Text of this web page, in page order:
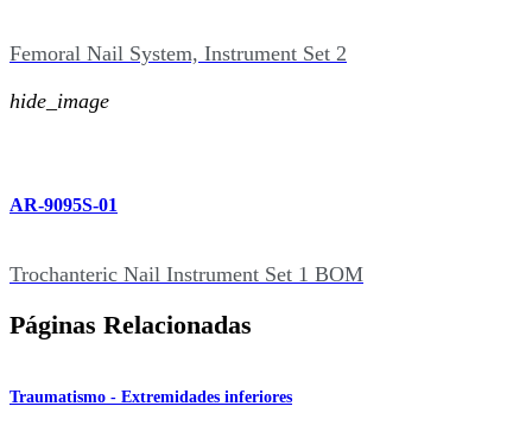
Femoral Nail System, Instrument Set 2
hide_image
AR-9095S-01
Trochanteric Nail Instrument Set 1 BOM
Páginas Relacionadas
Traumatismo - Extremidades inferiores